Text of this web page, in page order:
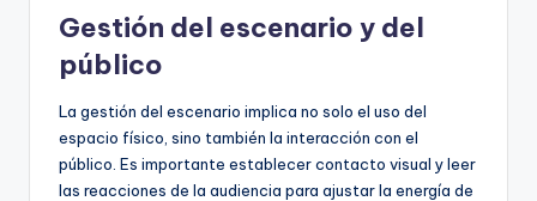
Gestión del escenario y del
público
La gestión del escenario implica no solo el uso del
espacio físico, sino también la interacción con el
público. Es importante establecer contacto visual y leer
las reacciones de la audiencia para ajustar la energía de